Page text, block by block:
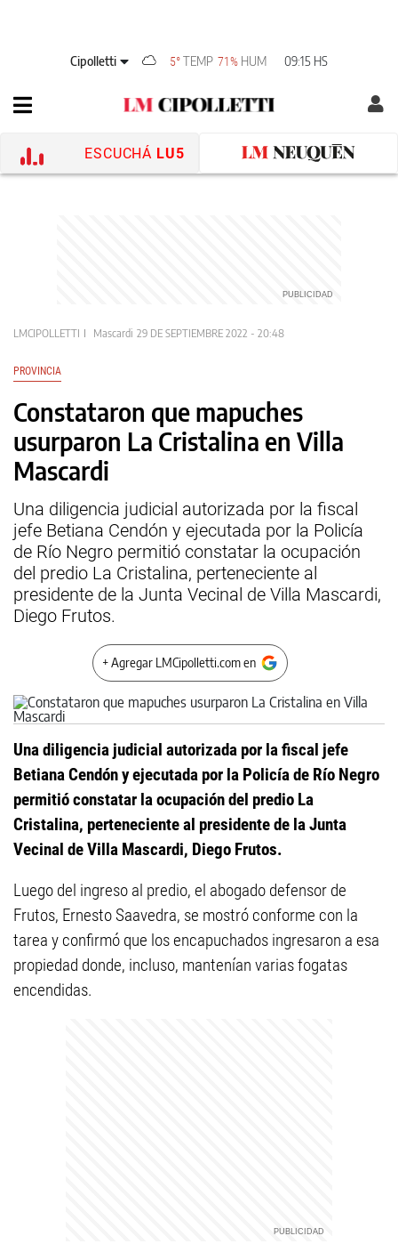
Cipolletti 5°TEMP 71% HUM 09:15 HS
ESCUCHÁ LU5
LMCIPOLLETTI Mascardi 29 DE SEPTIEMBRE 2022 - 20:48
PROVINCIA
Constataron que mapuches
usurparon La Cristalina en Villa
Mascardi
Una diligencia judicial autorizada por la fiscal
jefe Betiana Cendón y ejecutada por la Policía
de Río Negro permitió constatar la ocupación
del predio La Cristalina, perteneciente al
presidente de la Junta Vecinal de Villa Mascardi,
Diego Frutos.
+ Agregar LMCipolletti.com en
Una diligencia judicial autorizada por la fiscal jefe
Betiana Cendón y ejecutada por la Policía de Río Negro
permitió constatar la ocupación del predio La
Cristalina, perteneciente al presidente de la Junta
Vecinal de Villa Mascardi, Diego Frutos.
Luego del ingreso al predio, el abogado defensor de
Frutos, Ernesto Saavedra, se mostró conforme con la
tarea y confirmó que los encapuchados ingresaron a esa
propiedad donde, incluso, mantenían varias fogatas
encendidas.